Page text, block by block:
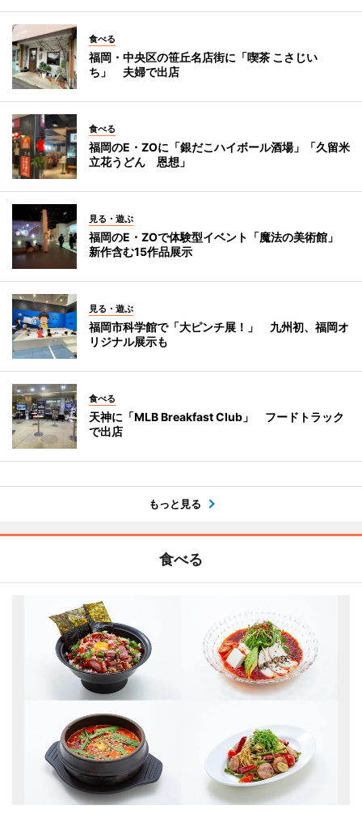
食べる
福岡・中央区の笹丘名店街に「喫茶 こさじい
ち」 夫婦で出店
食べる
福岡のE・ZOに「銀だこハイボール酒場」「久留米
立花うどん 恩想」
見る・遊ぶ
福岡のE・ZOで体験型イベント「魔法の美術館」
新作含む15作品展示
見る・遊ぶ
福岡市科学館で「大ピンチ展！」 九州初、福岡オ
リジナル展示も
食べる
天神に「MLB Breakfast Club」 フードトラック
で出店
もっと見る
食べる